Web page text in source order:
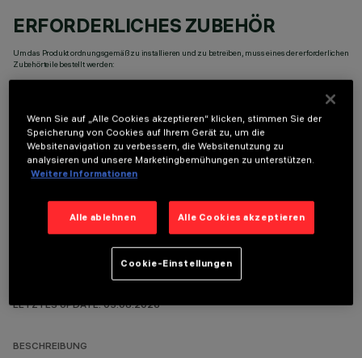
ERFORDERLICHES ZUBEHÖR
Um das Produkt ordnungsgemäß zu installieren und zu betreiben, muss eines der erforderlichen
Zubehörteile bestellt werden:
OPTIONALE KOMPONENTEN
TECHNISCHE DATEN
LETZTES UPDATE: 05.08.2026
BESCHREIBUNG
Wenn Sie auf „Alle Cookies akzeptieren“ klicken, stimmen Sie der
Speicherung von Cookies auf Ihrem Gerät zu, um die
Websitenavigation zu verbessern, die Websitenutzung zu
analysieren und unsere Marketingbemühungen zu unterstützen.
Weitere Informationen
Alle ablehnen Alle Cookies akzeptieren
Cookie-Einstellungen